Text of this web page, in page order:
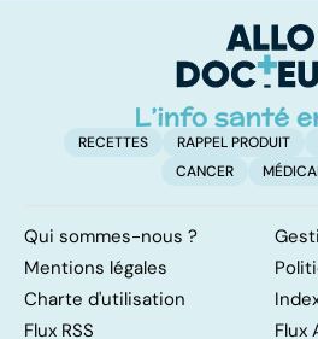
RECETTES RAPPEL PRODUIT
CANCER
Qui sommes-nous ?
Mentions légales
Charte d'utilisation
Flux RSS
Flux